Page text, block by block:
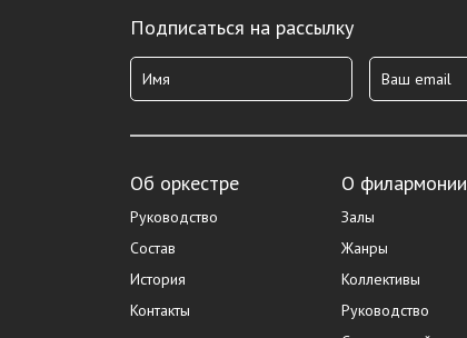
Подписаться на рассылку
Об оркестре
Руководство
Состав
История
Контакты
О филармонии
Залы
Жанры
Коллективы
Руководство